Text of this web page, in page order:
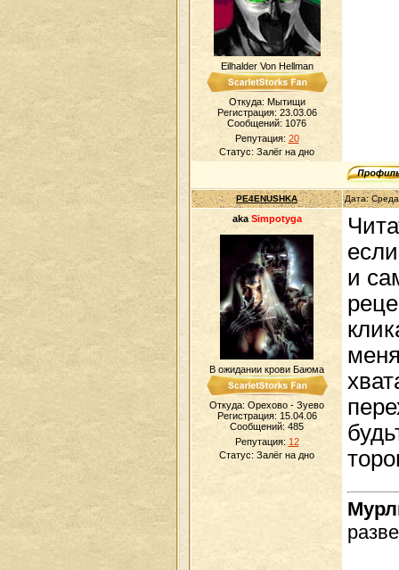
Eilhalder Von Hellman
Откуда: Мытищи
Регистрация: 23.03.06
Сообщений: 1076
Репутация: 20
Статус: Залёг на дно
PE4ENUSHKA Дата:
aka Simpotyga
В ожидании крови Баюма
Откуда: Орехово - Зуево
Регистрация: 15.04.06
Сообщений: 485
Репутация: 12
Статус: Залёг на дно
и